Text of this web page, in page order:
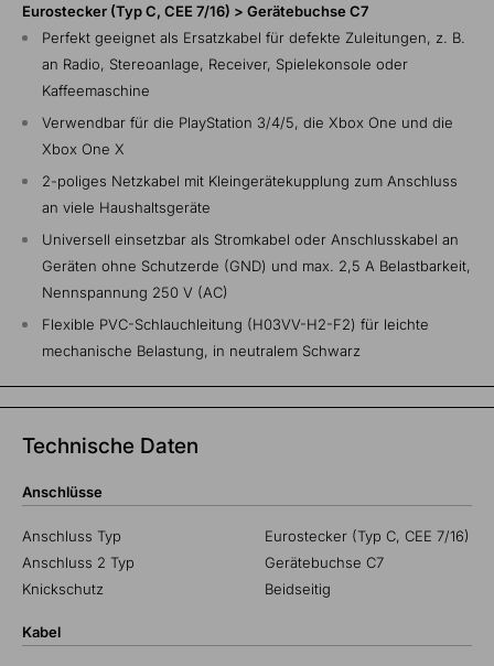
Eurostecker (Typ C, CEE 7/16) > Gerätebuchse C7
Perfekt geeignet als Ersatzkabel für defekte Zuleitungen, z. B.
an Radio, Stereoanlage, Receiver, Spielekonsole oder
Kaffeemaschine
Verwendbar für die PlayStation 3/4/5, die Xbox One und die
Xbox One X
2-poliges Netzkabel mit Kleingerätekupplung zum Anschluss
an viele Haushaltsgeräte
Universell einsetzbar als Stromkabel oder Anschlusskabel an
Geräten ohne Schutzerde (GND) und max. 2,5 A Belastbarkeit,
Nennspannung 250 V (AC)
Flexible PVC-Schlauchleitung (H03VV-H2-F2) für leichte
mechanische Belastung, in neutralem Schwarz
Technische Daten
Anschlüsse
Anschluss Typ
Eurostecker (Typ C, CEE 7/16)
Anschluss 2 Typ
Gerätebuchse C7
Knickschutz
Beidseitig
Kabel